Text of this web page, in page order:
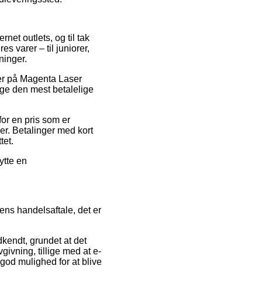
outlets, og til tak
varer – til juniorer,
på Magenta Laser
den mest betalelige
en pris som er
Betalinger med kort
en
handelsaftale, det er
grundet at det
tillige med at e-
mulighed for at blive